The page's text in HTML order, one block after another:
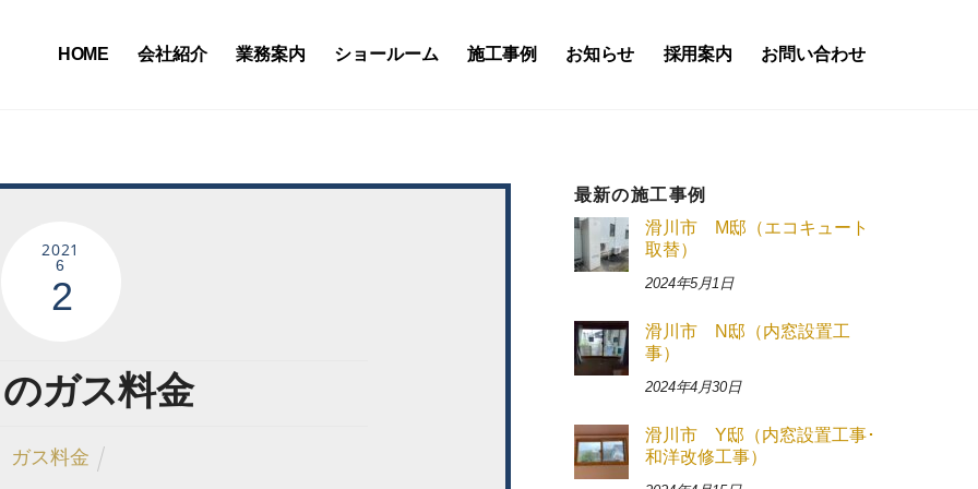
HOME 会社紹介 業務案内 ショールーム 施工事例 お知らせ 採用案内 お問い合わせ
2021
6
2
ガス料金
ガス料金
最新の施工事例
滑川市 M邸（エコキュート
取替）
2024年5月1日
滑川市 N邸（内窓設置工
事）
2024年4月30日
滑川市 Y邸（内窓設置工事･
和洋改修工事）